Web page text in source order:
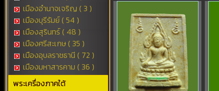
เมืองอำนาจเจริญ ( 3 )
เมืองบุรีรัมย์ ( 54 )
เมืองสุรินทร์ ( 48 )
เมืองศรีสะเกษ ( 35 )
เมืองอุบลราชธานี ( 72 )
เมืองมหาสารคาม ( 36 )
พระเครื่องภาคใต้